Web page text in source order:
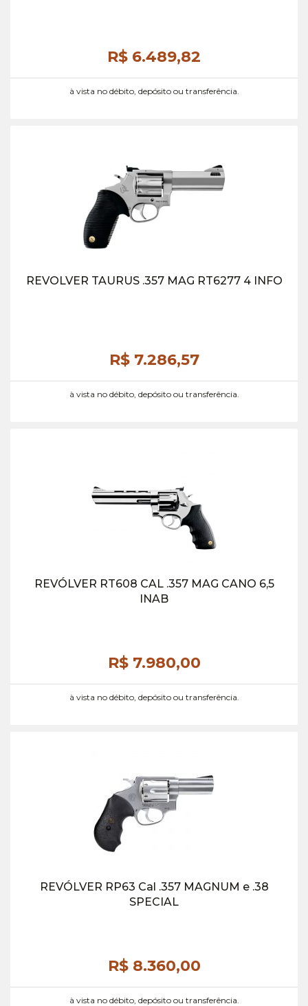
R$ 6.489,82
à vista no débito, depósito ou transferência.
REVOLVER TAURUS .357 MAG RT6277 4 INFO
R$ 7.286,57
à vista no débito, depósito ou transferência.
REVÓLVER RT608 CAL .357 MAG CANO 6,5
INAB
R$ 7.980,00
à vista no débito, depósito ou transferência.
REVÓLVER RP63 Cal .357 MAGNUM e .38
SPECIAL
R$ 8.360,00
à vista no débito, depósito ou transferência.